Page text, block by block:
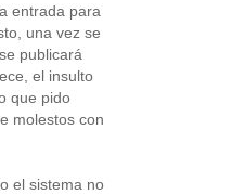
entrada para
una vez se
publicará
el insulto
que pido
molestos con
el sistema no